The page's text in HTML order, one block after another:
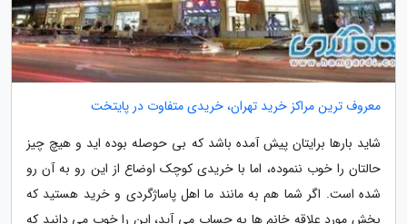
معروف ترین مراکز خرید تهران، خریدی متفاوت در پایتخت
شاید بارها برایتان پیش آمده باشد که بی حوصله بوده اید و هیچ چیز
حالتان را خوب ننموده، اما با خریدی کوچک اوضاع از این رو به آن رو
شده است. اگر شما هم به مانند ما اهل پاساژگردی و خرید هستید که
بخش مورد علاقه خانم ها به حساب می آید، این را خوب می دانید که